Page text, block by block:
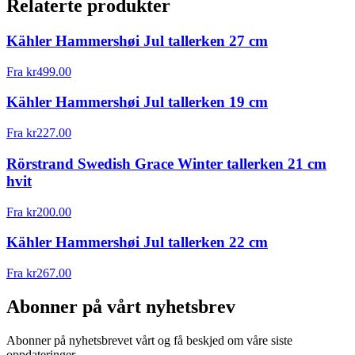
Relaterte produkter
Kähler Hammershøi Jul tallerken 27 cm
Fra kr499.00
Kähler Hammershøi Jul tallerken 19 cm
Fra kr227.00
Rörstrand Swedish Grace Winter tallerken 21 cm
hvit
Fra kr200.00
Kähler Hammershøi Jul tallerken 22 cm
Fra kr267.00
Abonner på vårt nyhetsbrev
Abonner på nyhetsbrevet vårt og få beskjed om våre siste